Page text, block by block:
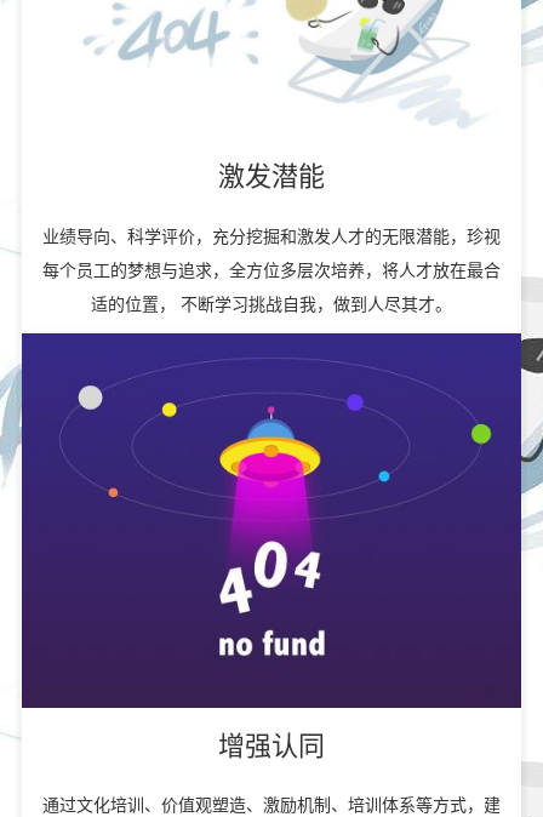
激发潜能
业绩导向、科学评价，充分挖掘和激发人才的无限潜能，珍视
每个员工的梦想与追求，全方位多层次培养，将人才放在最合
适的位置， 不断学习挑战自我，做到人尽其才。
增强认同
通过文化培训、价值观塑造、激励机制、培训体系等方式，建